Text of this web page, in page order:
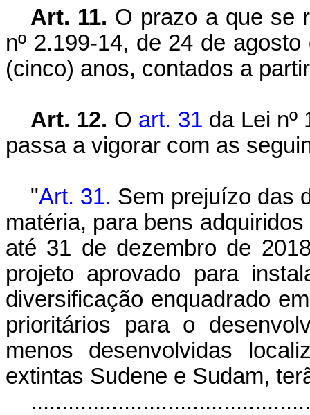
Art. 11. O prazo a que se
nº 2.199-14, de 24 de
(cinco) anos, contados a
Art. 12. O art. 31 da Lei nº
passa a vigorar com as
"Art. 31. Sem prejuízo das
matéria, para bens
até 31 de dezembro de
projeto aprovado para
diversificação enquadrado
prioritários para o
menos desenvolvidas
extintas Sudene e Sudam,